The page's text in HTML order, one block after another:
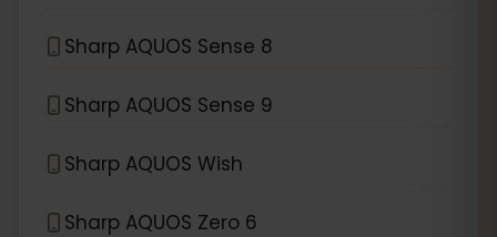
Sharp AQUOS Sense 8
Sharp AQUOS Sense 9
Sharp AQUOS Wish
Sharp AQUOS Zero 6